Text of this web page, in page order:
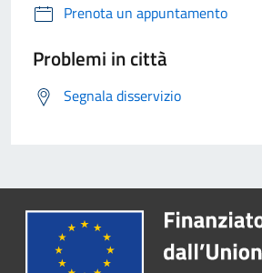
Prenota un appuntamento
Problemi in città
Segnala disservizio